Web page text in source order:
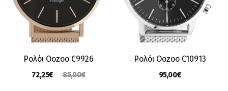
Ρολόι Oozoo C9926
85,00€
72,25€
Ρολόι Oozoo C10913
95,00€